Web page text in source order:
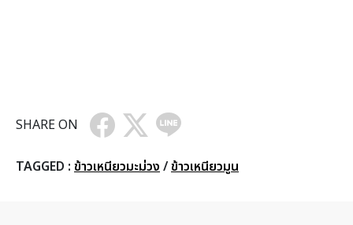
SHARE ON
TAGGED : ข้าวเหนียวมะม่วง /ข้าวเหนียวมูน